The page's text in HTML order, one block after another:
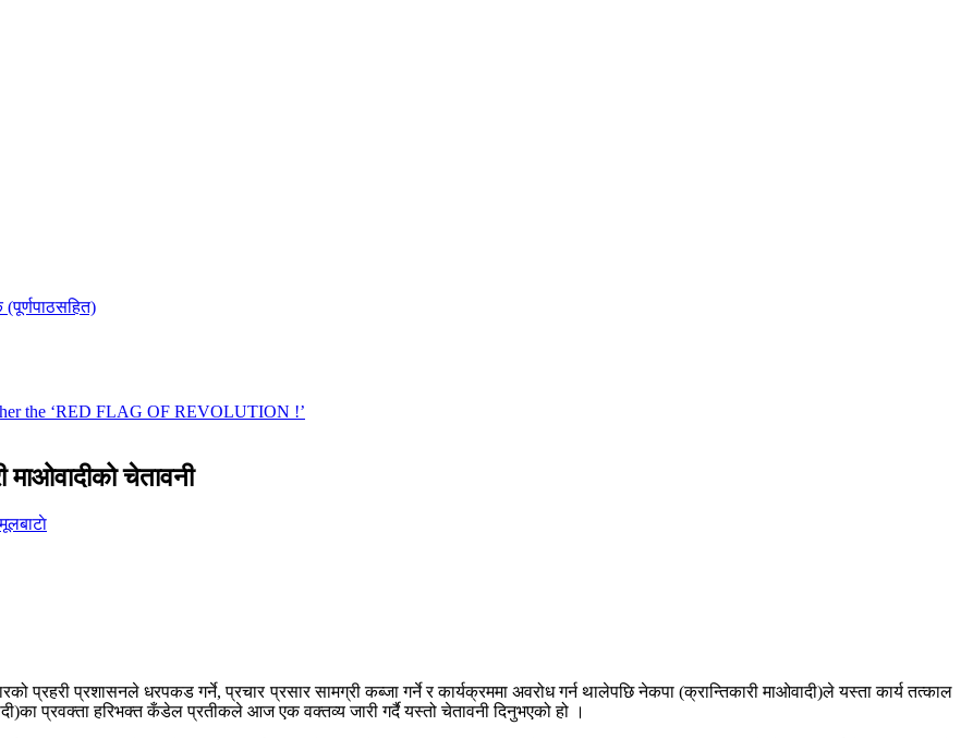
माओवादीको चेतावनी
मूलबाटाे
प्रहरी प्रशासनले धरपकड गर्ने, प्रचार प्रसार सामग्री कब्जा गर्ने र कार्यक्रममा अवरोध गर्न थालेपछि नेकपा (क्रान्तिकारी माओवादी)ले यस्ता कार्य तत्काल
प्रवक्ता हरिभक्त कँडेल प्रतीकले आज एक वक्तव्य जारी गर्दै यस्तो चेतावनी दिनुभएको हो ।